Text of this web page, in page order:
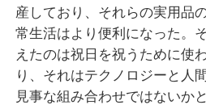
産しており、それらの実用品
常生活はより便利になった。
えたのは祝日を祝うために使
り、それはテクノロジーと人
見事な組み合わせではないか